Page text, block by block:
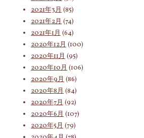
2021年3月 (85)
2021年2月 (74)
2021年1月 (64)
2020年12月 (100)
2020年11月 (95)
2020年10月 (106)
2020年9月 (86)
2020年8月 (84)
2020年7月 (92)
2020年6月 (107)
2020年5月 (79)